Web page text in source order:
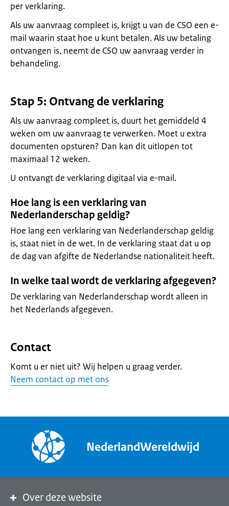
per verklaring.
Als uw aanvraag compleet is, krijgt u van de CSO een e-
mail waarin staat hoe u kunt betalen. Als uw betaling
ontvangen is, neemt de CSO uw aanvraag verder in
behandeling.
Stap 5: Ontvang de verklaring
Als uw aanvraag compleet is, duurt het gemiddeld 4
weken om uw aanvraag te verwerken. Moet u extra
documenten opsturen? Dan kan dit uitlopen tot
maximaal 12 weken.
U ontvangt de verklaring digitaal via e-mail.
Hoe lang is een verklaring van
Nederlanderschap geldig?
Hoe lang een verklaring van Nederlanderschap geldig
is, staat niet in de wet. In de verklaring staat dat u op
de dag van afgifte de Nederlandse nationaliteit heeft.
In welke taal wordt de verklaring afgegeven?
De verklaring van Nederlanderschap wordt alleen in
het Nederlands afgegeven.
Contact
Komt u er niet uit? Wij helpen u graag verder.
Neem contact op met ons
NederlandWereldwijd
Over deze website